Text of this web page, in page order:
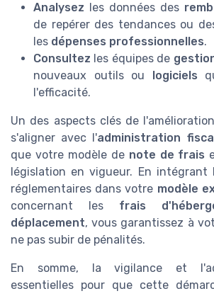
Analysez les données des
de repérer des tendances ou
les dépenses professionnelles.
Consultez les équipes de
nouveaux outils ou
logiciels
l'efficacité.
Un des aspects clés de
s'aligner avec l'administration
que votre modèle de note de frais
législation en vigueur. En intégrant
réglementaires dans votre modèle
concernant les frais
déplacement, vous garantissez à
ne pas subir de pénalités.
En somme, la vigilance et
essentielles pour que cette